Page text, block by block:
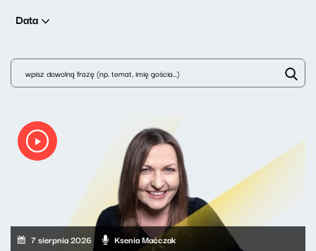
Data
7 sierpnia 2026 Ksenia Maćczak